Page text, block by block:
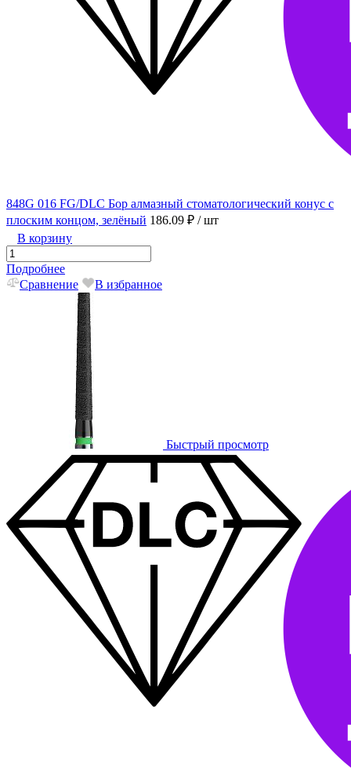
848G 016 FG/DLC Бор алмазный стоматологический конус с
плоским концом, зелёный 186.09 ₽ / шт
В корзину
Подробнее
Сравнение
В избранное
Быстрый просмотр